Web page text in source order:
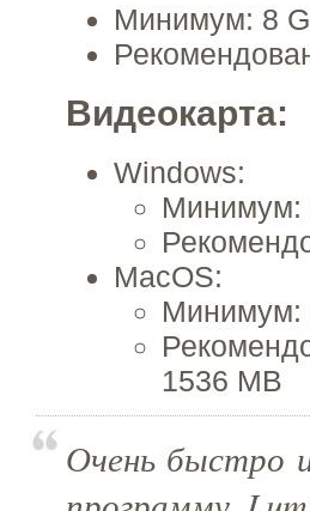
Минимум: 8
Видеокарта:
Windows:
Минимум:
MacOS:
Минимум:
1536 MB
Очень быстро